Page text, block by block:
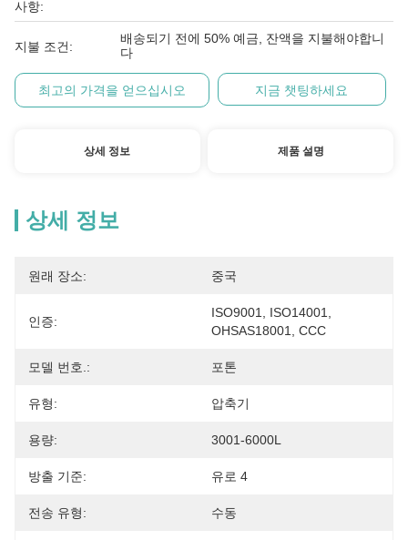
사항:
지불 조건:
배송되기 전에 50% 예금, 잔액을 지불해야합니
다
최고의 가격을 얻으십시오 지금 챗팅하세요
상세 정보 제품 설명
상세 정보
원래 장소: 중국
인증:
ISO9001, ISO14001,
OHSAS18001, CCC
모델 번호.: 포톤
유형: 압축기
용량: 3001-6000L
방출 기준: 유로 4
전송 유형: 수동